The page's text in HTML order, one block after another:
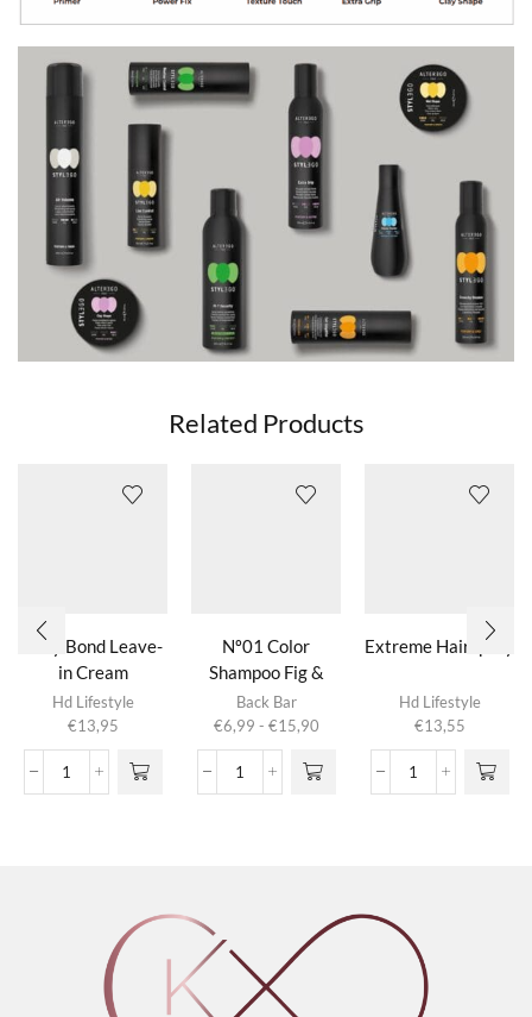
Related Products
Silky Bond Leave-
in Cream
Hd Lifestyle
€13,95
Silky
Nº01 Color
Shampoo Fig &
Almond
Back Bar
€6,99 - €15,90Prijsklasse:
tot
Nº01
heeft
meerdere
Deze optie
Extreme Hairspray
Hd Lifestyle
€13,55
Extreme